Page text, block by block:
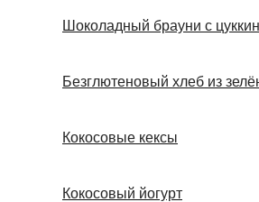
Шоколадный брауни с
Безглютеновый хлеб из
Кокосовые кексы
Кокосовый йогурт